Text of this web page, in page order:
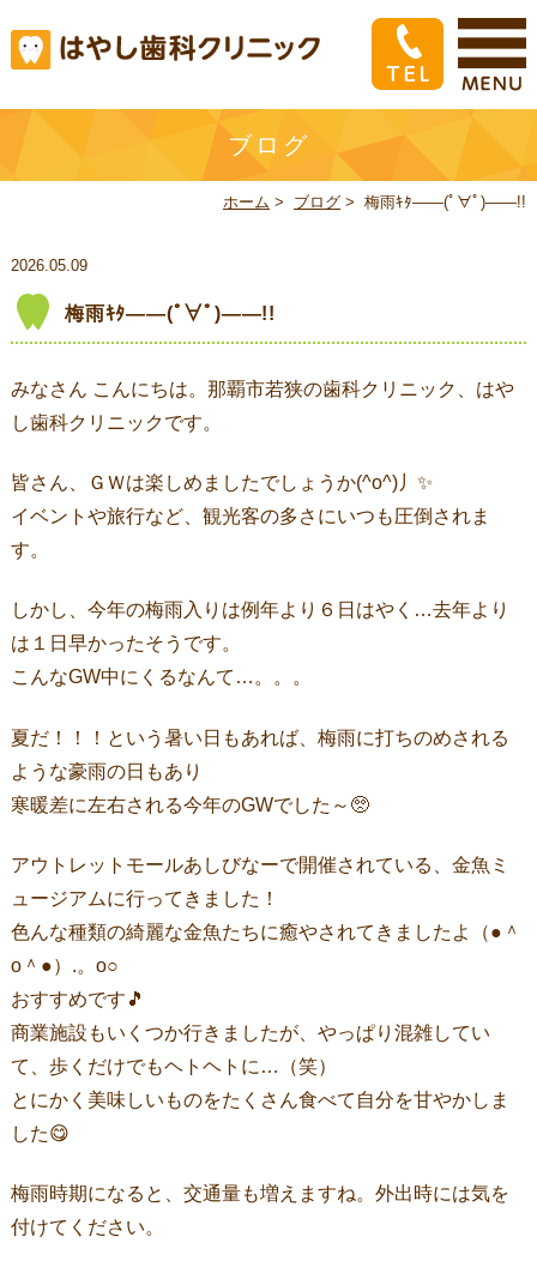
ブログ
ホーム > ブログ > 梅雨ｷﾀ――(ﾟ∀ﾟ)――!!
2026.05.09
梅雨ｷﾀ――(ﾟ∀ﾟ)――!!
みなさん こんにちは。那覇市若狭の歯科クリニック、はや
し歯科クリニックです。
皆さん、ＧＷは楽しめましたでしょうか(^o^)丿✨
イベントや旅行など、観光客の多さにいつも圧倒されま
す。
しかし、今年の梅雨入りは例年より６日はやく…去年より
は１日早かったそうです。
こんなGW中にくるなんて…。。。
夏だ！！！という暑い日もあれば、梅雨に打ちのめされる
ような豪雨の日もあり
寒暖差に左右される今年のGWでした～🥺
アウトレットモールあしびなーで開催されている、金魚ミ
ュージアムに行ってきました！
色んな種類の綺麗な金魚たちに癒やされてきましたよ（●＾
o＾●）.。o○
おすすめです🎵
商業施設もいくつか行きましたが、やっぱり混雑してい
て、歩くだけでもヘトヘトに…（笑）
とにかく美味しいものをたくさん食べて自分を甘やかしま
した😋
梅雨時期になると、交通量も増えますね。外出時には気を
付けてください。